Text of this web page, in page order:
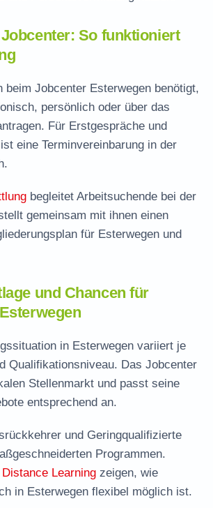
So funktioniert
beim Jobcenter Esterwegen benötigt,
persönlich oder über das
Für Erstgespräche und
eine Terminvereinbarung in der
begleitet Arbeitsuchende bei der
gemeinsam mit ihnen einen
für Esterwegen und
und Chancen für
in Esterwegen variiert je
Qualifikationsniveau. Das Jobcenter
Stellenmarkt und passt seine
entsprechend an.
und Geringqualifizierte
Programmen.
Distance Learning zeigen, wie
in Esterwegen flexibel möglich ist.